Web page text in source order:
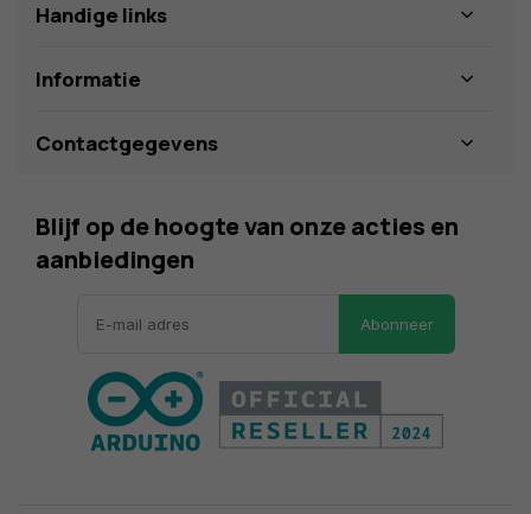
Handige links
Informatie
Contactgegevens
Blijf op de hoogte van onze acties en
aanbiedingen
Abonneer